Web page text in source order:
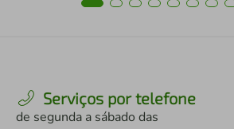
Serviços por telefone
de segunda a sábado das